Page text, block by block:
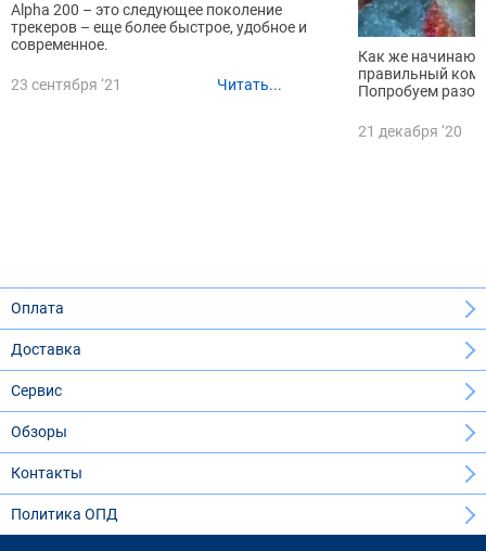
Alpha 200 – это следующее поколение
трекеров – еще более быстрое, удобное и
современное.
23 сентября ‘21 Читать...
Как же
правильный
Попробуем
21 декабря ‘20
Оплата
Доставка
Сервис
Обзоры
Контакты
Политика ОПД